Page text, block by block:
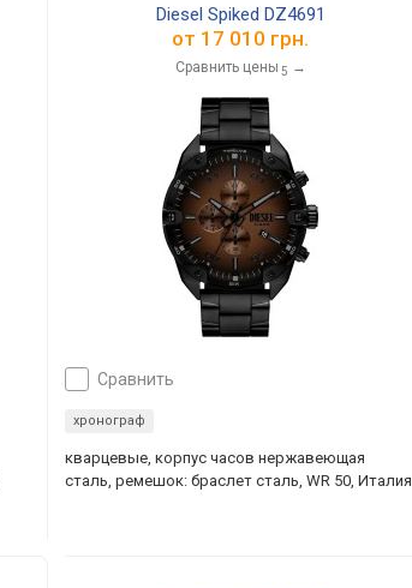
Diesel Spiked DZ4691
от 17 010 грн.
Сравнить цены 5 →
сравнить
хронограф
кварцевые, корпус часов нержавеющая
сталь, ремешок: браслет сталь, WR 50, Италия